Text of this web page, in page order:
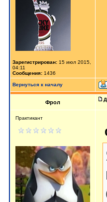
Зарегистрирован: 15 июл 2015,
04:11
Сообщения: 1436
Вернуться к началу
Фрол
Практикант